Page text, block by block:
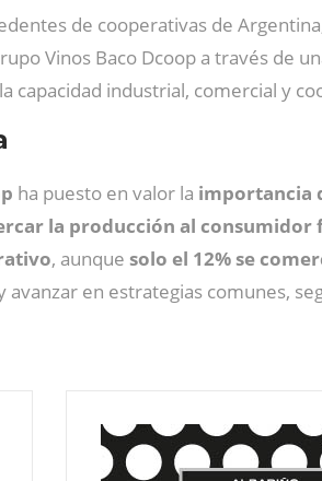
de cooperativas de
Vinos Baco Dcoop a través de
capacidad industrial, comercial y
ha puesto en valor la importancia
la producción al consumidor
, aunque solo el 12% se
en estrategias comunes,